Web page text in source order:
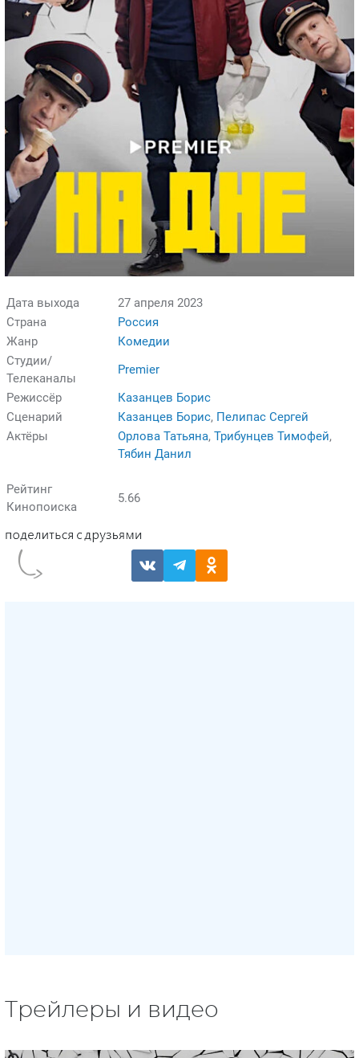
Дата выхода
27 апреля 2023
Страна
Россия
Жанр
Комедии
Студии/
Телеканалы
Premier
Режиссёр
Казанцев Борис
Сценарий
Казанцев Борис, Пелипас Сергей
Актёры
Орлова Татьяна, Трибунцев Тимофей,
Тябин Данил
Рейтинг
Кинопоиска
5.66
Трейлеры и видео